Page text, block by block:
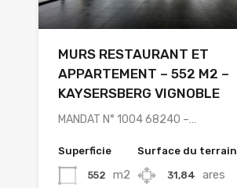
MURS RESTAURANT ET
APPARTEMENT – 552 M2 –
KAYSERSBERG VIGNOBLE
MANDAT N° 1004 68240 –…
Superficie
552 m2
Surface du terrain
31,84 ares